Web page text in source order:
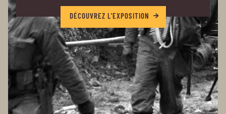
DÉCOUVREZ L'EXPOSITION